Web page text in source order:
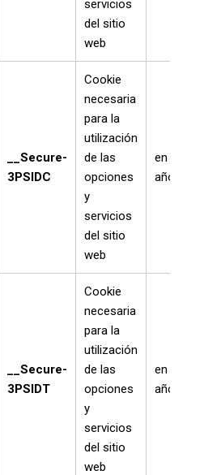
servicios
del sitio
web
__Secure-
3PSIDC
Cookie
necesaria
para la
utilización
de las
opciones
y
servicios
del sitio
web
en un
año
__Secure-
3PSIDT
Cookie
necesaria
para la
utilización
de las
opciones
y
servicios
del sitio
web
en un
año